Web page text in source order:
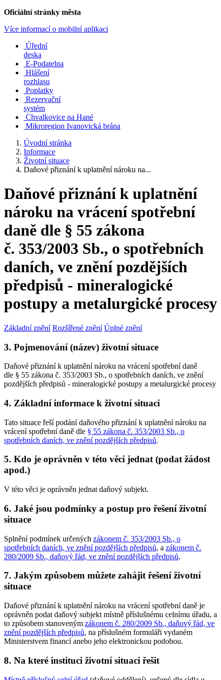
Oficiální stránky města
Více informací o mobilní aplikaci
Úřední
deska
E-Podatelna
Hlášení
rozhlasu
Poplatky
Rezervační
systém
Chvalkovice na Hané
Mikroregion Ivanovická brána
Úvodní stránka
Informace
Životní situace
Daňové přiznání k uplatnění nároku na...
Daňové přiznání k uplatnění
nároku na vrácení spotřební
daně dle § 55 zákona
č. 353/2003 Sb., o spotřebních
daních, ve znění pozdějších
předpisů - mineralogické
postupy a metalurgické procesy
Základní znění Rozšířené znění Úplné znění
3. Pojmenování (název) životní situace
Daňové přiznání k uplatnění nároku na vrácení spotřební daně
dle § 55 zákona č. 353/2003 Sb., o spotřebních daních, ve znění
pozdějších předpisů - mineralogické postupy a metalurgické procesy
4. Základní informace k životní situaci
Tato situace řeší podání daňového přiznání k uplatnění nároku na
vrácení spotřební daně dle § 55 zákona č. 353/2003 Sb., o
spotřebních daních, ve znění pozdějších předpisů.
5. Kdo je oprávněn v této věci jednat (podat žádost
apod.)
V této věci je oprávněn jednat daňový subjekt.
6. Jaké jsou podmínky a postup pro řešení životní
situace
Splnění podmínek určených zákonem č. 353/2003 Sb., o
spotřebních daních, ve znění pozdějších předpisů, a zákonem č.
280/2009 Sb., daňový řád, ve znění pozdějších předpisů.
7. Jakým způsobem můžete zahájit řešení životní
situace
Daňové přiznání k uplatnění nároku na vrácení spotřební daně je
oprávněn podat daňový subjekt místně příslušnému celnímu úřadu, a
to způsobem stanoveným zákonem č. 280/2009 Sb., daňový řád, ve
znění pozdějších předpisů, na příslušném formuláři vydaném
Ministerstvem financí anebo jeho elektronickou podobou.
8. Na které instituci životní situaci řešit